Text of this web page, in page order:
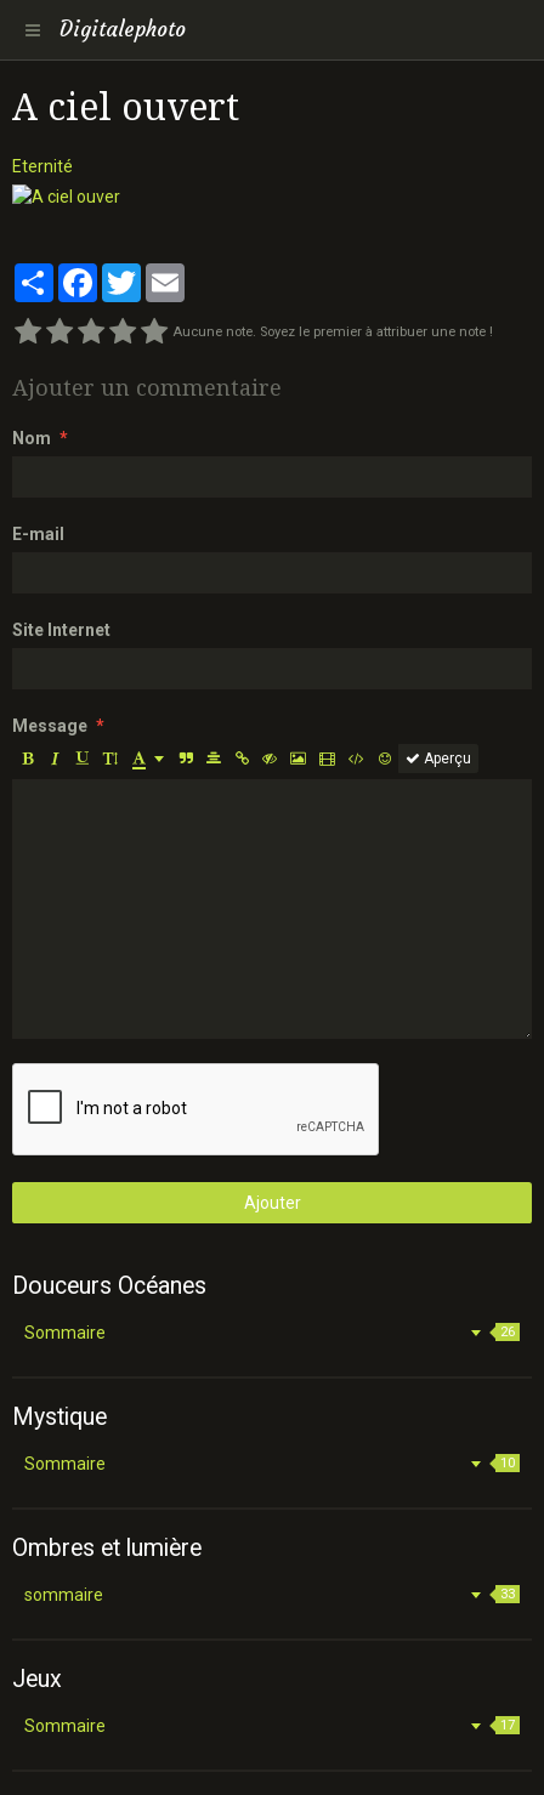
Digitalephoto
A ciel ouvert
Eternité
PartagerFacebook
Twitter
Aucune note. Soyez le premier à attribuer une note !
Ajouter un commentaire
Nom
E-mail
Site Internet
Message
Aperçu
Ajouter
Douceurs Océanes
Sommaire 26
Mystique
Sommaire 10
Ombres et lumière
sommaire 33
Jeux
Sommaire 17